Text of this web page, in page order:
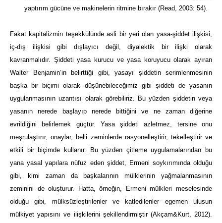
yaptırım gücüne ve makinelerin ritmine bırakır (Read, 2003: 54).
Fakat kapitalizmin teşekkülünde asli bir yeri olan yasa-şiddet ilişkisi,
iç-dış ilişkisi gibi dışlayıcı değil, diyalektik bir ilişki olarak
kavranmalıdır. Şiddeti yasa kurucu ve yasa koruyucu olarak ayıran
Walter Benjamin’in belirttiği gibi, yasayı şiddetin serimlenmesinin
başka bir biçimi olarak düşünebileceğimiz gibi şiddeti de yasanın
uygulanmasının uzantısı olarak görebiliriz. Bu yüzden şiddetin veya
yasanın nerede başlayıp nerede bittiğini ve ne zaman diğerine
evrildiğini belirlemek güçtür. Yasa şiddeti azletmez, tersine onu
meşrulaştırır, onaylar, belli zeminlerde rasyonelleştirir, tekelleştirir ve
etkili bir biçimde kullanır. Bu yüzden çitleme uygulamalarından bu
yana yasal yapılara nüfuz eden şiddet, Ermeni soykırımında olduğu
gibi, kimi zaman da başkalarının mülklerinin yağmalanmasının
zeminini de oluşturur. Hatta, örneğin, Ermeni mülkleri meselesinde
olduğu gibi, mülksüzleştirilenler ve katledilenler egemen ulusun
mülkiyet yapısını ve ilişkilerini şekillendirmiştir (Akçam&Kurt, 2012).